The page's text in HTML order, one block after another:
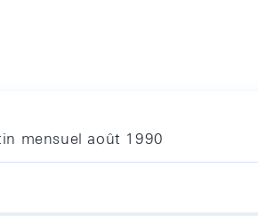
mensuel août 1990